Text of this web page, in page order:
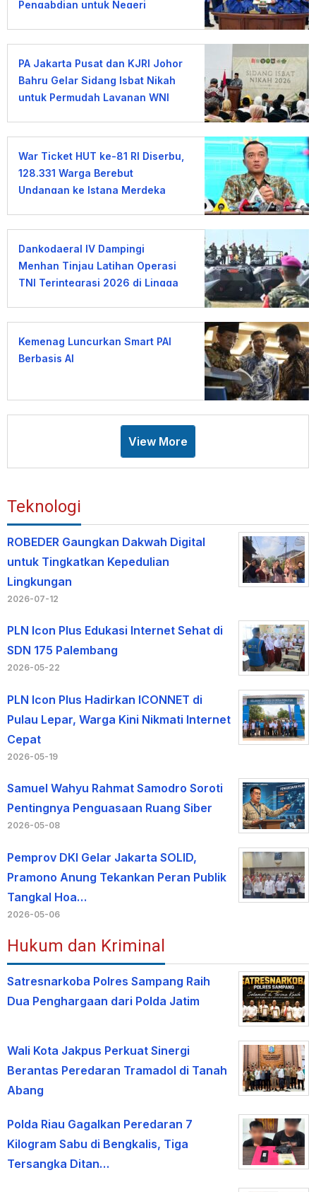
Pengabdian untuk Negeri
PA Jakarta Pusat dan KJRI Johor
Bahru Gelar Sidang Isbat Nikah
untuk Permudah Layanan WNI
War Ticket HUT ke-81 RI Diserbu,
128.331 Warga Berebut
Undangan ke Istana Merdeka
Dankodaeral IV Dampingi
Menhan Tinjau Latihan Operasi
TNI Terintegrasi 2026 di Lingga
Kemenag Luncurkan Smart PAI
Berbasis AI
View More
Teknologi
ROBEDER Gaungkan Dakwah Digital
untuk Tingkatkan Kepedulian
Lingkungan
2026-07-12
PLN Icon Plus Edukasi Internet Sehat di
SDN 175 Palembang
2026-05-22
PLN Icon Plus Hadirkan ICONNET di
Pulau Lepar, Warga Kini Nikmati Internet
Cepat
2026-05-19
Samuel Wahyu Rahmat Samodro Soroti
Pentingnya Penguasaan Ruang Siber
2026-05-08
Pemprov DKI Gelar Jakarta SOLID,
Pramono Anung Tekankan Peran Publik
Tangkal Hoa…
2026-05-06
Hukum dan Kriminal
Satresnarkoba Polres Sampang Raih
Dua Penghargaan dari Polda Jatim
Wali Kota Jakpus Perkuat Sinergi
Berantas Peredaran Tramadol di Tanah
Abang
Polda Riau Gagalkan Peredaran 7
Kilogram Sabu di Bengkalis, Tiga
Tersangka Ditan…